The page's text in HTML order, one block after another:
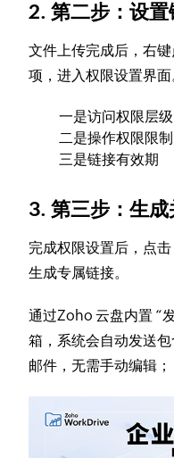
2. 第二步：设
文件上传完成后，右
项，进入权限设置界
一是访问权限层级
二是操作权限限制
三是链接有效期
3. 第三步：生
完成权限设置后，点
生成专属链接。
通过Zoho 云盘内置 “
箱，系统会自动发送
邮件，无需手动编辑；